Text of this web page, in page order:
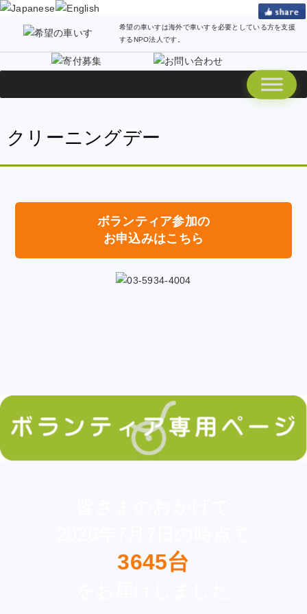
希望の車いすは海外で車いすを必要としている方を支援
するNPO法人です。
クリーニングデー
ボランティア参加の
お申込みはこちら
3645台